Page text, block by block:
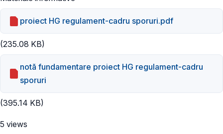
proiect HG regulament-cadru sporuri.pdf
(235.08 KB)
notă fundamentare proiect HG regulament-cadru
sporuri
(395.14 KB)
5 views